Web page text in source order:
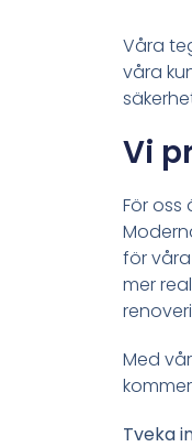
Våra
våra
Vi
För
för
mer
Med
Tveka